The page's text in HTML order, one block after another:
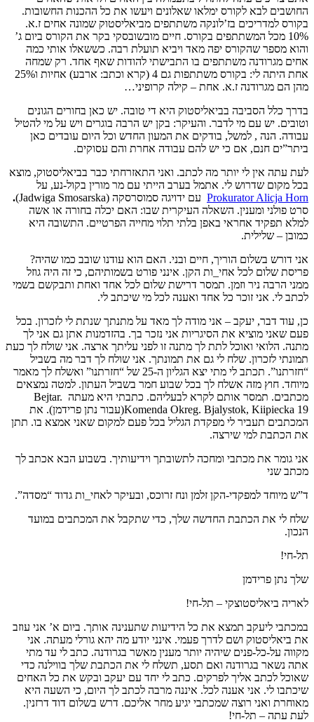
החושבים לבא לקורס ימלאו שאלונים ויעשו את כל ההכנות החשובות.
בקורס למדריכים בז’לונקה משתתפים מביאליסטוק שמונה אחים ז.א.
10% מכל המשתתפים בקורס. חיים מובשובסקי בקר את הקורס ביום ג’
והוא מספר שהקורס יפה מאד ויביא תועלת רבה. כששאלו אותי כמה
אחים מגרודנה משתתפים בו התבישתי להודות שאף אחד. רק שמחה
אחת היתה לי: בקורס משתתפות גם 4 (קרא וכתב: ארבע) אחיות ו25%
מהן הם מגרודנה ז.א. אחת – קילה קרופיני…
בדרך כלל הסביבה בביאליסטוק היא די טובה. יש כאן בחורים הגונים
וטובים. יש עם מי לדבר. והעיקר: בקן יש הרבה בוגרים ויש על מי להטיל
עבודה. הנה , למשל, בודקים את המעון החדש וכל היום עובדים כאן
ביתר”ים חנם, אם כי יש להם עבודה אחרת והם עסוקים.
לעת עתה אין לי יותר מה לכתב. ואני התאזרחתי כבר בביאליסטוק, מוצא
בכל מקום שדרוש לי. אתמל בערב הייתי עם מר מורין בקול-נע, על
Prokurator Alicja Horn עם ידויגה סמוסרסקה (Jadwiga Smosarska)
.
סרט פולני ומענין. השאלה העיקרית שבו: האם יכלה בחורה או אשה
למלא תפקיד אחראי באפן בלתי תלוי מחייה הפרטיים. התשובה היא
כמובן – שלילית.
אני דורש בשלום הוריך, חיים ובני. האם הוא עודנו שובב כמו שהיה?
פריסת שלום לכל אחי_ות הקן. אינני פורט בשמותיהם, כי זה היה גוזל
ממני הרבה ניר וזמן. תמסר דרישת שלום לכל אחד ואחת ותבקשם בשמי
לכתב לי. אני זוכר כל אחד ואענה לכל מי שיכתב לי.
כן, עוד דבר, יעקב – אני מודה לך מאד על מתנתך שנתת לי לזכרון. בכל
פעם שאני מוציא את הסיגריות אני נזכר בך. בהזדמנות אתן גם אני לך
מתנה. הלואי ואוכל לתת לך מתנה זו לפני עליתך ארצה. אני שולח לך כעת
תמונתי לזכרון. שלח לי גם את תמונתך. אני שולח לך דבר מה בשביל
“חזרתנו”. תכתב לי מתי יצא הגליון ה-25 של “חזרתנו” ואשלח לך מאמר
מיוחד. חוץ מזה אשלח לך בכל שבוע חמר בשביל העתון. למטה נמצאים
מכתבים. תמסר אותם לקרא לבעליהם. כתבתי היא מעתה Bejtar.
Komenda Okreg. Bjalystok, Kiipiecka 19(עבור נתן פרידמן). את
המכתבים תעביר לי מפקדת הגליל בכל פעם למקום שאני אמצא בו. תתן
את הכתבת למי שירצה.
אני גומר את מכתבי ומחכה לתשובתך וידיעותיך. בשבוע הבא אכתב לך
מכתב שני
ד”ש מיוחד למפקדי-הקן זלמן ונח זרוכס, ובעיקר לאחי_ות גדוד “מסדה”.
שלח לי את הכתבת החדשה שלך, כדי שתקבל את המכתבים במועד
הנכון.
תל-חי!
שלך נתן פרידמן
לאריה ביאליסטוצקי – תל-חי!
במכתבי ליעקב תמצא את כל הידיעות שתענינה אותך. ביום א’ אני עוזב
את ביאליסטוק ושם לדרך פעמי. אינני יודע מה יהא גורלי מעתה. אני
מקווה על-כל-פנים שיהיה יותר מענין מאשר בגרודנה. כתב לי עד מתי
אתה נשאר בגרודנה ואם תסע, תשלח לי את הכתבת שלך בווילנה כדי
שאוכל לכתב אליך לפרקים. כתב לי יחד עם יעקב ובקש את כל האחים
שיכתבו לי. אני אענה לכל. איננה מרבה לכתב לך היום, כי השעה היא
מאוחרת ואני רוצה שמכתבי יגיע מחר אליכם. דרש בשלום דוד דרזנין.
לעת עתה – תל-חי!